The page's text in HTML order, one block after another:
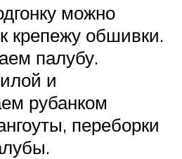
можно
крепежу обшивки.
палубу.
и
рубанком
переборки